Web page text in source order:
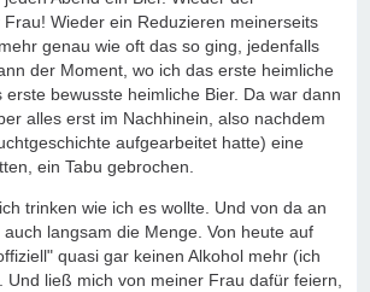
Wieder ein Reduzieren meinerseits
genau wie oft das so ging, jedenfalls
der Moment, wo ich das erste heimliche
erste bewusste heimliche Bier. Da war dann
alles erst im Nachhinein, also nachdem
aufgearbeitet hatte) eine
ein Tabu gebrochen.
trinken wie ich es wollte. Und von da an
langsam die Menge. Von heute auf
quasi gar keinen Alkohol mehr (ich
Und ließ mich von meiner Frau dafür feiern,